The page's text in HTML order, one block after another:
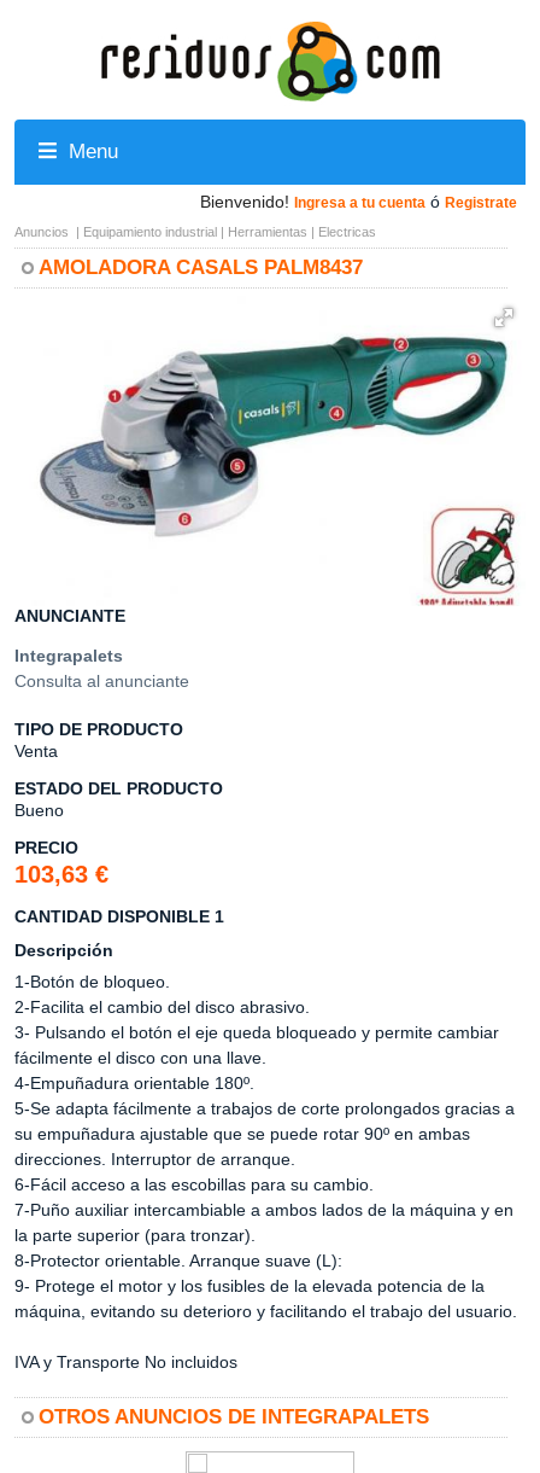
Menu
Bienvenido! Ingresa a tu cuenta ó Registrate
Anuncios | Equipamiento industrial | Herramientas | Electricas
AMOLADORA CASALS PALM8437
ANUNCIANTE
Integrapalets
Consulta al anunciante
TIPO DE PRODUCTO
Venta
ESTADO DEL PRODUCTO
Bueno
PRECIO
103,63 €
CANTIDAD DISPONIBLE 1
Descripción
1-Botón de bloqueo.
2-Facilita el cambio del disco abrasivo.
3- Pulsando el botón el eje queda bloqueado y permite cambiar
fácilmente el disco con una llave.
4-Empuñadura orientable 180º.
5-Se adapta fácilmente a trabajos de corte prolongados gracias a
su empuñadura ajustable que se puede rotar 90º en ambas
direcciones. Interruptor de arranque.
6-Fácil acceso a las escobillas para su cambio.
7-Puño auxiliar intercambiable a ambos lados de la máquina y en
la parte superior (para tronzar).
8-Protector orientable. Arranque suave (L):
9- Protege el motor y los fusibles de la elevada potencia de la
máquina, evitando su deterioro y facilitando el trabajo del usuario.
IVA y Transporte No incluidos
OTROS ANUNCIOS DE INTEGRAPALETS